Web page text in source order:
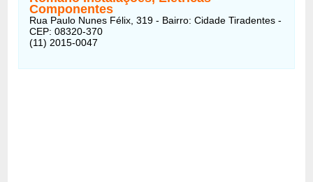
Componentes
Rua Paulo Nunes Félix, 319 - Bairro: Cidade Tiradentes -
CEP: 08320-370
(11) 2015-0047